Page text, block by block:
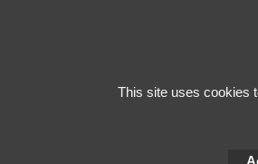
This site uses cookies